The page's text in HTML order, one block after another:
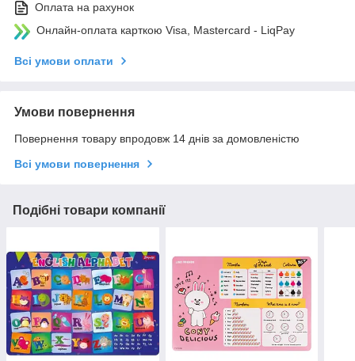
Оплата на рахунок
Онлайн-оплата карткою Visa, Mastercard - LiqPay
Всі умови оплати
Умови повернення
Повернення товару впродовж 14 днів за домовленістю
Всі умови повернення
Подібні товари компанії